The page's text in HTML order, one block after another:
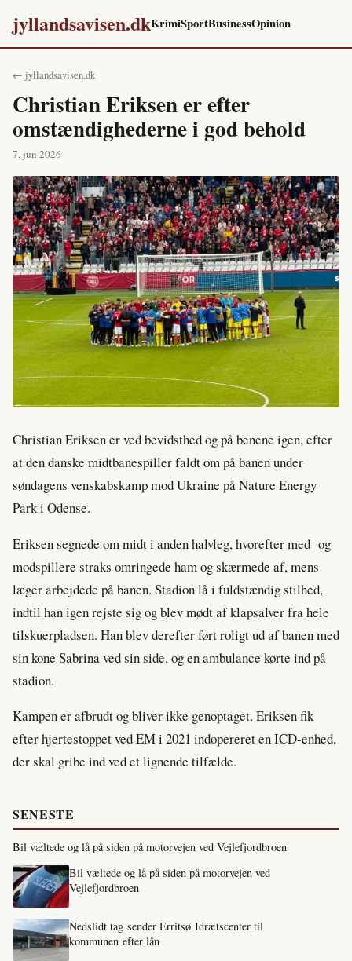
jyllandsavisen.dkKrimiSportBusinessOpinion
← jyllandsavisen.dk
Christian Eriksen er efter
omstændighederne i god behold
7. jun 2026
Christian Eriksen er ved bevidsthed og på benene igen, efter
at den danske midtbanespiller faldt om på banen under
søndagens venskabskamp mod Ukraine på Nature Energy
Park i Odense.
Eriksen segnede om midt i anden halvleg, hvorefter med- og
modspillere straks omringede ham og skærmede af, mens
læger arbejdede på banen. Stadion lå i fuldstændig stilhed,
indtil han igen rejste sig og blev mødt af klapsalver fra hele
tilskuerpladsen. Han blev derefter ført roligt ud af banen med
sin kone Sabrina ved sin side, og en ambulance kørte ind på
stadion.
Kampen er afbrudt og bliver ikke genoptaget. Eriksen fik
efter hjertestoppet ved EM i 2021 indopereret en ICD-enhed,
der skal gribe ind ved et lignende tilfælde.
SENESTE
Bil væltede og lå på siden på motorvejen ved Vejlefjordbroen
Bil væltede og lå på siden på motorvejen ved
Vejlefjordbroen
Nedslidt tag sender Erritsø Idrætscenter til
kommunen efter lån